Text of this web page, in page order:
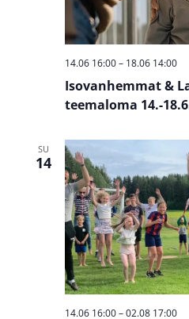
Isovanhemmat &
teemaloma 14.-
14.06 16:00– 18.06 14:00
SU
14
14.06 16:00–02.08 17:00